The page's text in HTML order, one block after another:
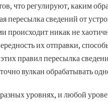
что регулируют, каким
сведений от
происходит никак не
их отправки,
правил пересылка
вулкан обрабатывать
уровнях, и любой